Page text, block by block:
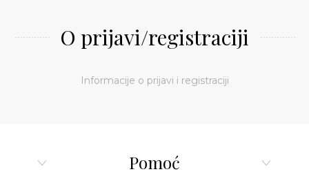
O prijavi/registraciji
Informacije o prijavi i registraciji
Pomoć